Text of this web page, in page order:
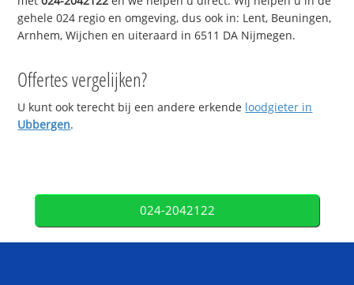
gehele 024 regio en omgeving, dus ook in: Lent, Beuningen,
Arnhem, Wijchen en uiteraard in 6511 DA Nijmegen.
Offertes vergelijken?
U kunt ook terecht bij een andere erkende loodgieter in
Ubbergen.
024-2042122